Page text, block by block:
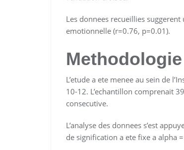
Les donnees recueillies
emotionnelle (r=0.76, p=0.01).
Methodologie
L’etude a ete menee au sein de
10-12. L’echantillon comprenait
consecutive.
L’analyse des donnees s’est
de signification a ete fixe a alpha